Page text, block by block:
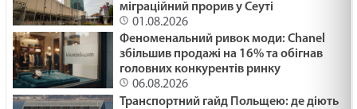
міграційний прорив у Сеуті
01.08.2026
Феноменальний ривок моди: Chanel
збільшив продажі на 16% та обігнав
головних конкурентів ринку
06.08.2026
Транспортний гайд Польщею: де діють